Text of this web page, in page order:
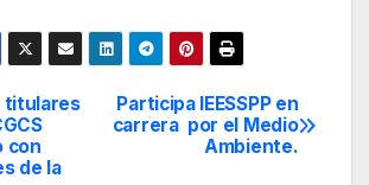
Participa IEESSPP en
carrera por el Medio
Ambiente.
titulares
con
de la